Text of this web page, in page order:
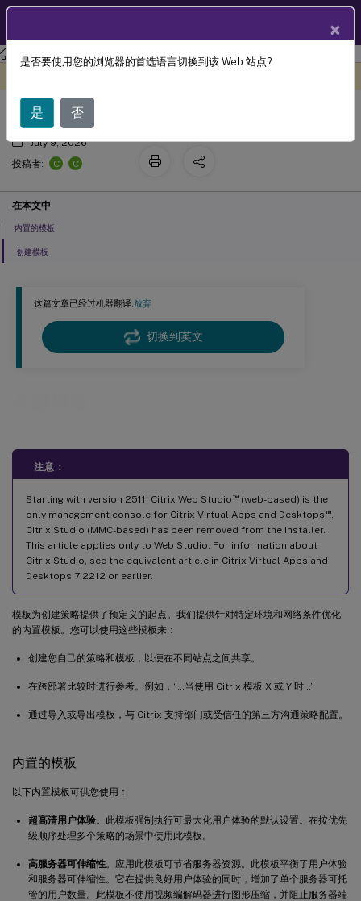
Citrix Virtual Apps and Desktops7 2511
这篇文章已经过机器翻译.放弃
切换到英文
注意：
Starting with version 2511, Citrix Web Studio ™(web-based) is the
only management console for Citrix Virtual Apps and Desktops ™.
Citrix Studio (MMC-based) has been removed from the installer.
This article applies only to Web Studio. For information about
Citrix Studio, see the equivalent article in Citrix Virtual Apps and
Desktops 7 2212 or earlier.
模板为创建策略提供了预定义的起点。我们提供针对特定环境和网络条件优化
的内置模板。您可以使用这些模板来：
创建您自己的策略和模板，以便在不同站点之间共享。
在跨部署比较时进行参考。例如，“…当使用 Citrix 模板 X 或 Y 时…”
通过导入或导出模板，与 Citrix 支持部门或受信任的第三方沟通策略配置。
内置的模板
以下内置模板可供您使用：
超高清用户体验。此模板强制执行可最大化用户体验的默认设置。在按优先
级顺序处理多个策略的场景中使用此模板。
高服务器可伸缩性。应用此模板可节省服务器资源。此模板平衡了用户体验
和服务器可伸缩性。它在提供良好用户体验的同时，增加了单个服务器可托
管的用户数量。此模板不使用视频编解码器进行图形压缩，并阻止服务器端
创建模板
July 9, 2026
投稿者:
C C
在本文中
内置的模板
创建模板
×
是否要使用您的浏览器的首选语言切换到该 Web 站点?
是 否